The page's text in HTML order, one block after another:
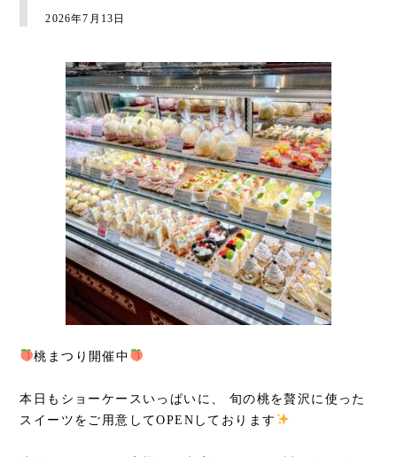
2026年7月13日
桃まつり開催中
本日もショーケースいっぱいに、 旬の桃を贅沢に使った
スイーツをご用意してOPENしております